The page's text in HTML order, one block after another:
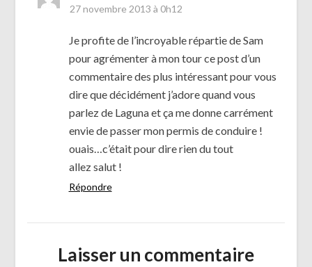
27 novembre 2013 à 0h12
Je profite de l’incroyable répartie de Sam
pour agrémenter à mon tour ce post d’un
commentaire des plus intéressant pour vous
dire que décidément j’adore quand vous
parlez de Laguna et ça me donne carrément
envie de passer mon permis de conduire !
ouais…c’était pour dire rien du tout
allez salut !
Répondre
Laisser un commentaire